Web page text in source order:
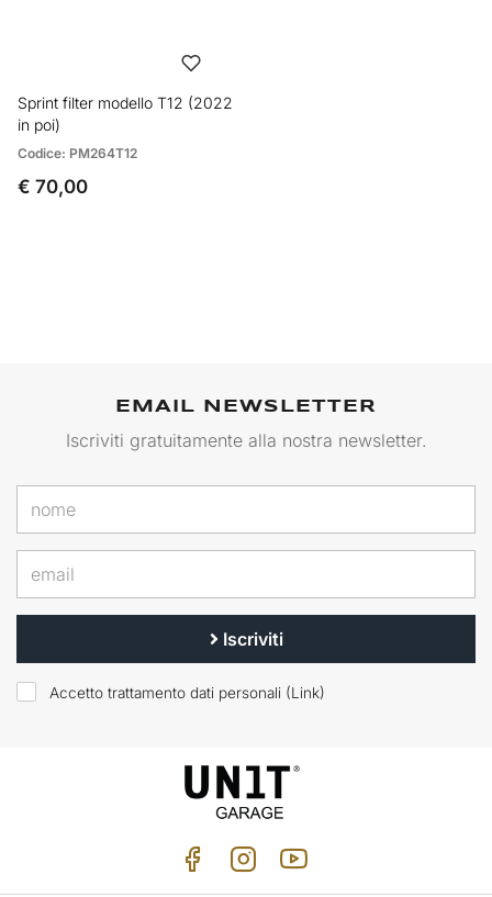
Sprint filter modello T12 (2022
in poi)
Codice: PM264T12
€ 70,00
EMAIL NEWSLETTER
Iscriviti gratuitamente alla nostra newsletter.
Iscriviti
Accetto trattamento dati personali (Link)